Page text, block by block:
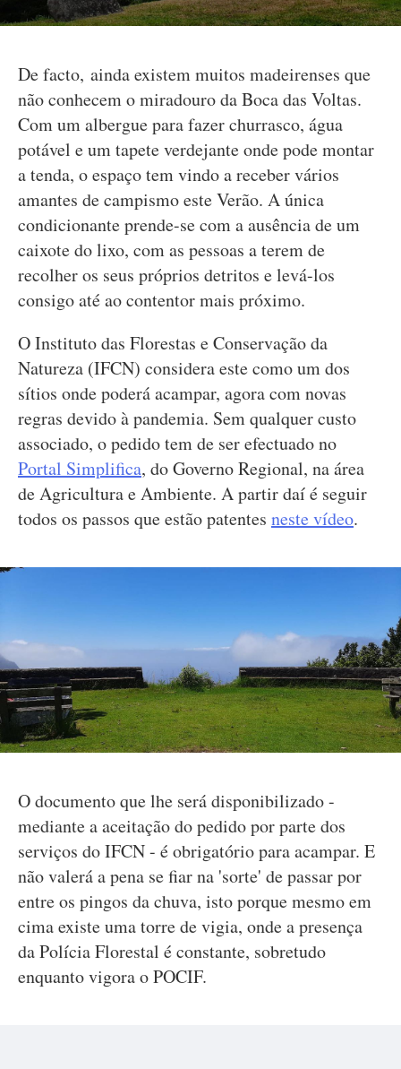
De facto, ainda existem muitos madeirenses que
não conhecem o miradouro da Boca das Voltas.
Com um albergue para fazer churrasco, água
potável e um tapete verdejante onde pode montar
a tenda, o espaço tem vindo a receber vários
amantes de campismo este Verão. A única
condicionante prende-se com a ausência de um
caixote do lixo, com as pessoas a terem de
recolher os seus próprios detritos e levá-los
consigo até ao contentor mais próximo.
O Instituto das Florestas e Conservação da
Natureza (IFCN) considera este como um dos
sítios onde poderá acampar, agora com novas
regras devido à pandemia. Sem qualquer custo
associado, o pedido tem de ser efectuado no
Portal Simplifica, do Governo Regional, na área
de Agricultura e Ambiente. A partir daí é seguir
todos os passos que estão patentes neste vídeo.
O documento que lhe será disponibilizado -
mediante a aceitação do pedido por parte dos
serviços do IFCN - é obrigatório para acampar. E
não valerá a pena se fiar na 'sorte' de passar por
entre os pingos da chuva, isto porque mesmo em
cima existe uma torre de vigia, onde a presença
da Polícia Florestal é constante, sobretudo
enquanto vigora o POCIF.